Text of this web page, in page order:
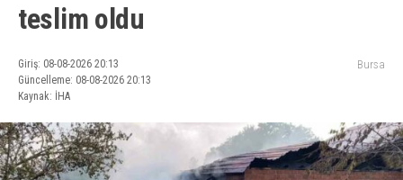
teslim oldu
Giriş: 08-08-2026 20:13
Güncelleme: 08-08-2026 20:13
Kaynak: İHA
Bursa